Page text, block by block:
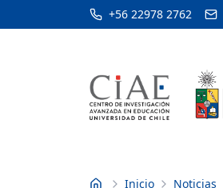
+56 22978 2762
Inicio Noticias